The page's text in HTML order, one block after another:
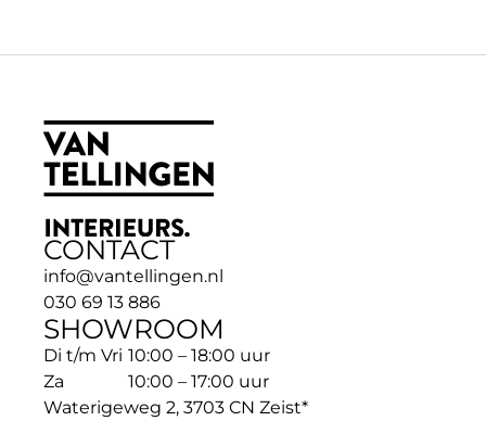
CONTACT
info@vantellingen.nl
030 69 13 886
SHOWROOM
Di t/m Vri
Za
10:00 – 18:00 uur
10:00 – 17:00 uur
Waterigeweg 2, 3703 CN Zeist*